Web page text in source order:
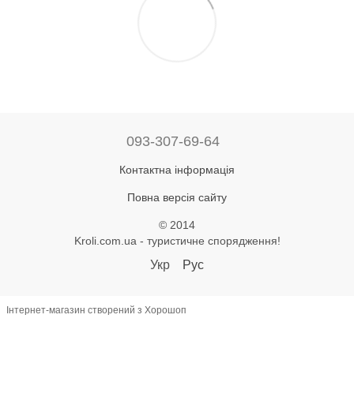
093-307-69-64
Контактна інформація
Повна версія сайту
© 2014
Kroli.com.ua - туристичне спорядження!
Укр Рус
Інтернет-магазин створений з Хорошоп